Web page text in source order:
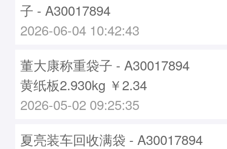
子 - A30017894
2026-06-04 10:42:43
董大康称重袋子 - A30017894
黄纸板2.930kg ￥2.34
2026-05-02 09:25:35
夏亮装车回收满袋 - A30017894